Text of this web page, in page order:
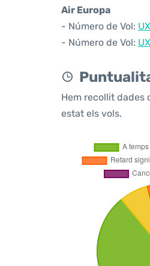
Air Europa
- Número de Vol:
- Número de Vol:
Hem recollit dades
estat els vols.